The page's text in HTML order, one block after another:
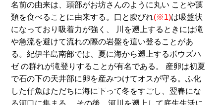
名前の由来は、頭部がお坊さんのように丸い ことや藻
類を食べることに由来する。口と腹びれ(※1)は吸盤状
になっており吸着力が強く、 川を遡上するときには滝
や急流を避けて流れの際の岩盤を這い登ることがあ
る。紀伊半島南部では、夏に海から遡上するボウズハ
ゼ の群れが滝登りすることが有名である。 産卵は初夏
で石の下の天井部に卵を産みつけてオスが守る。ふ化
した仔魚はただちに海に下って冬をすごし、翌春にな